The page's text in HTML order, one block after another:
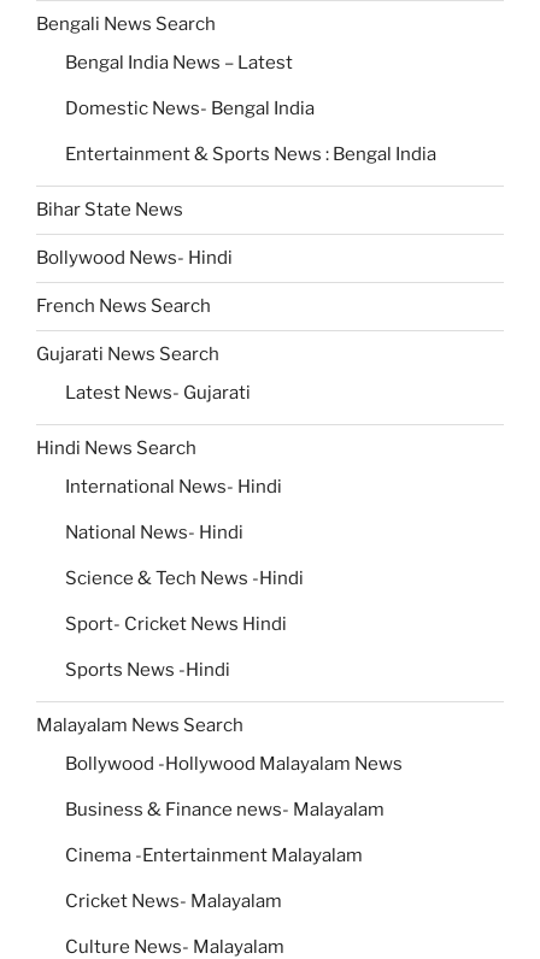
Bengali News Search
Bengal India News – Latest
Domestic News- Bengal India
Entertainment & Sports News : Bengal India
Bihar State News
Bollywood News- Hindi
French News Search
Gujarati News Search
Latest News- Gujarati
Hindi News Search
International News- Hindi
National News- Hindi
Science & Tech News -Hindi
Sport- Cricket News Hindi
Sports News -Hindi
Malayalam News Search
Bollywood -Hollywood Malayalam News
Business & Finance news- Malayalam
Cinema -Entertainment Malayalam
Cricket News- Malayalam
Culture News- Malayalam